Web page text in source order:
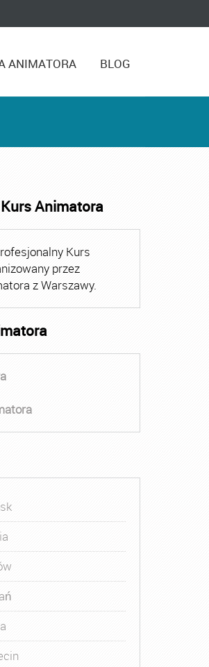
ANIMATORA BLOG
Wolnego Warszawa
Animatora
Kurs
przez
z Warszawy.